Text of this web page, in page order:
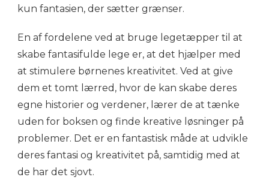
kun fantasien, der sætter grænser.
En af fordelene ved at bruge legetæpper til at
skabe fantasifulde lege er, at det hjælper med
at stimulere børnenes kreativitet. Ved at give
dem et tomt lærred, hvor de kan skabe deres
egne historier og verdener, lærer de at tænke
uden for boksen og finde kreative løsninger på
problemer. Det er en fantastisk måde at udvikle
deres fantasi og kreativitet på, samtidig med at
de har det sjovt.